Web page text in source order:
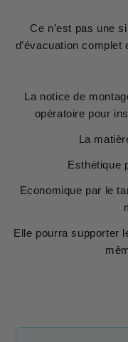
Ce n’est pas une
d’évacuation complet
La notice de
opératoire pour
La
Esthétique
Economique par le
Elle pourra supporter